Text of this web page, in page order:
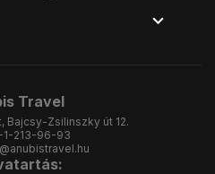
Travel
Bajcsy-Zsilinszky út 12.
1-213-96-93